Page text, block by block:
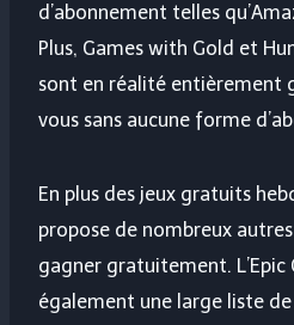
d’abonnement telles
Plus, Games with Gold et
sont en réalité entièrement
vous sans aucune forme
En plus des jeux gratuits
propose de nombreux
gagner gratuitement. L’Epic
également une large liste